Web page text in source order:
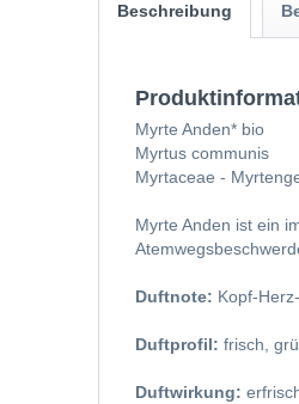
Beschreibung
Myrte Anden* bio
Myrtus communis
Myrtaceae -
Myrte Anden ist ein
Duftnote: Kopf-
Duftprofil: frisch,
Duftwirkung: